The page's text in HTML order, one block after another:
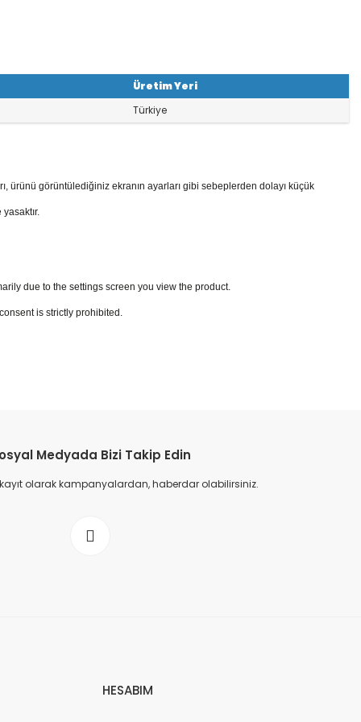
Üretim Yeri
Türkiye
ürünü görüntülediğiniz ekranın ayarları gibi sebeplerden dolayı küçük
due to the settings screen you view the product.
is strictly prohibited.
Medyada Bizi Takip Edin
olarak kampanyalardan, haberdar olabilirsiniz.
HESABIM